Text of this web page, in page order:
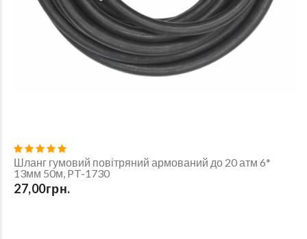
Шланг гумовий повітряний армований до 20 атм 6*
13мм 50м, PT-1730
27,00грн.